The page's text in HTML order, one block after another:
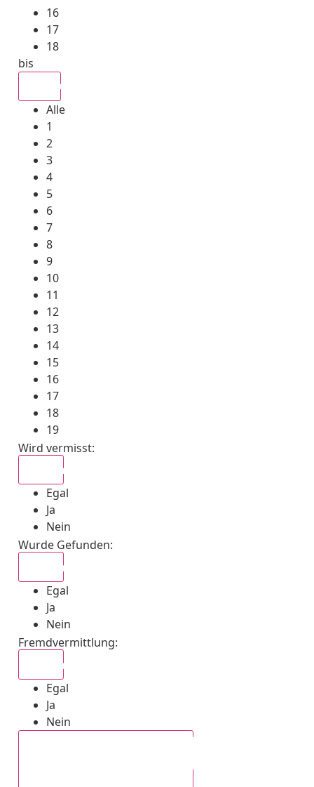
16
17
18
bis
Alle
1
2
3
4
5
6
7
8
9
10
11
12
13
14
15
16
17
18
19
Wird vermisst:
Egal
Ja
Nein
Wurde Gefunden:
Egal
Ja
Nein
Fremdvermittlung:
Egal
Ja
Nein